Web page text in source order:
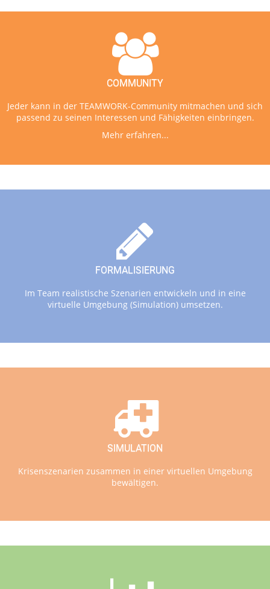
COMMUNITY
Jeder kann in der TEAMWORK-Community mitmachen und sich
passend zu seinen Interessen und Fähigkeiten einbringen.
Mehr erfahren...
FORMALISIERUNG
Im Team realistische Szenarien entwickeln und in eine
virtuelle Umgebung (Simulation) umsetzen.
SIMULATION
Krisenszenarien zusammen in einer virtuellen Umgebung
bewältigen.